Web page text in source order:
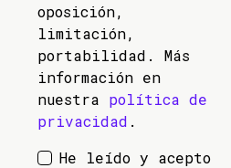
oposición,
limitación,
portabilidad. Más
información en
nuestra política de
privacidad .
He leído y acepto